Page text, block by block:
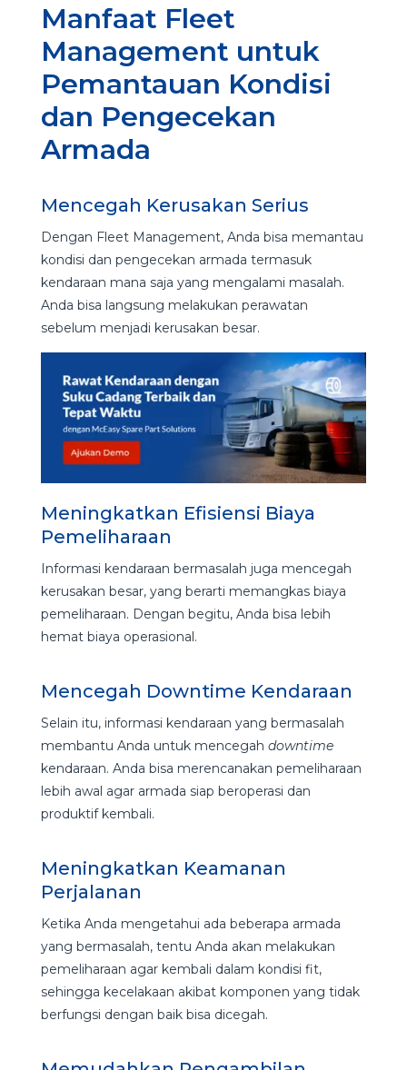
Manfaat Fleet
Management untuk
Pemantauan Kondisi
dan Pengecekan
Armada
Mencegah Kerusakan Serius
Dengan Fleet Management, Anda bisa memantau
kondisi dan pengecekan armada termasuk
kendaraan mana saja yang mengalami masalah.
Anda bisa langsung melakukan perawatan
sebelum menjadi kerusakan besar.
Meningkatkan Efisiensi Biaya
Pemeliharaan
Informasi kendaraan bermasalah juga mencegah
kerusakan besar, yang berarti memangkas biaya
pemeliharaan. Dengan begitu, Anda bisa lebih
hemat biaya operasional.
Mencegah Downtime Kendaraan
Selain itu, informasi kendaraan yang bermasalah
membantu Anda untuk mencegah downtime
kendaraan. Anda bisa merencanakan pemeliharaan
lebih awal agar armada siap beroperasi dan
produktif kembali.
Meningkatkan Keamanan
Perjalanan
Ketika Anda mengetahui ada beberapa armada
yang bermasalah, tentu Anda akan melakukan
pemeliharaan agar kembali dalam kondisi fit,
sehingga kecelakaan akibat komponen yang tidak
berfungsi dengan baik bisa dicegah.